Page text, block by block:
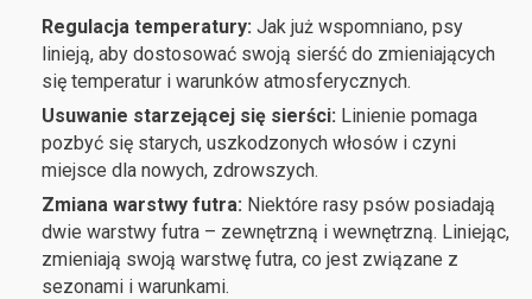
Regulacja temperatury: Jak już wspomniano, psy
linieją, aby dostosować swoją sierść do zmieniających
się temperatur i warunków atmosferycznych.
Usuwanie starzejącej się sierści: Linienie pomaga
pozbyć się starych, uszkodzonych włosów i czyni
miejsce dla nowych, zdrowszych.
Zmiana warstwy futra: Niektóre rasy psów posiadają
dwie warstwy futra – zewnętrzną i wewnętrzną. Liniejąc,
zmieniają swoją warstwę futra, co jest związane z
sezonami i warunkami.